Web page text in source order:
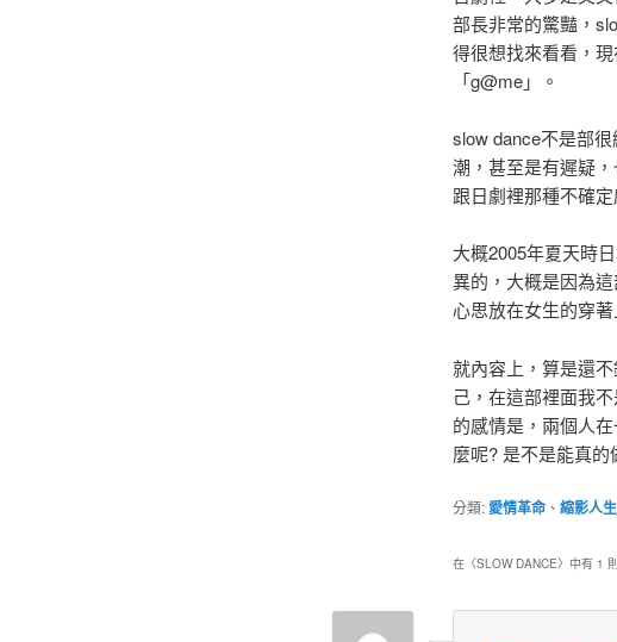
部長非常的驚豔，
得很想找來看看，
「g@me」。
slow dance不是部
潮，甚至是有遲疑
跟日劇裡那種不確
大概2005年夏天時
異的，大概是因為
心思放在女生的穿著
就內容上，算是還
己，在這部裡面我
的感情是，兩個人
麼呢? 是不是能真
分類:愛情革命、 縮影人
在〈SLOW DANCE〉中有 1